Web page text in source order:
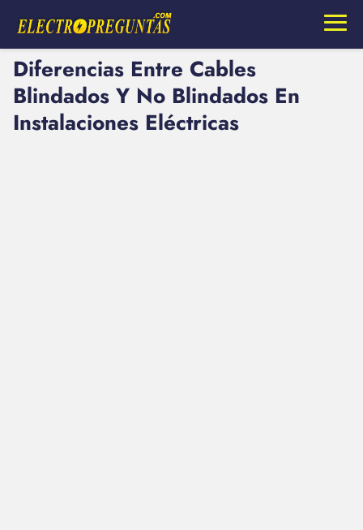
Diferencias Entre Cables
Blindados Y No Blindados En
Instalaciones Eléctricas